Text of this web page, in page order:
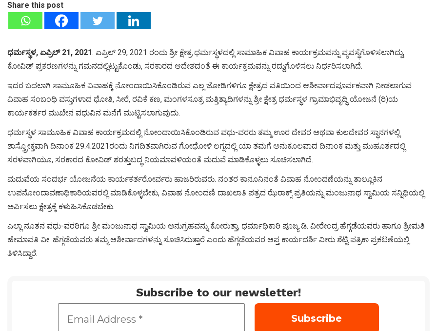
Share this post
ಧರ್ಮಸ್ಥಳ, ಏಪ್ರಿಲ್ 21, 2021: ಏಪ್ರಿಲ್ 29, 2021 ರಂದು ಶ್ರೀ ಕ್ಷೇತ್ರ ಧರ್ಮಸ್ಥಳದಲ್ಲಿ ಸಾಮಾಹಿಕ ವಿವಾಹ ಕಾರ್ಯಕ್ರಮವನ್ನು ವ್ಯವಸ್ಥೆಗೊಳಿಸಲಾಗಿದ್ದು,
ಕೋವಿಡ್ ಪ್ರಕರಣಗಳನ್ನು ಗಮನದಲ್ಲಿಟ್ಟುಕೊಂಡು, ಸರಕಾರದ ಆದೇಶದಂತೆ ಈ ಕಾರ್ಯಕ್ರಮವನ್ನು ರದ್ದುಗೊಳಿಸಲು ನಿರ್ಧರಿಸಲಾಗಿದೆ.
ಇದರ ಬದಲಾಗಿ ಸಾಮೂಹಿಕ ವಿವಾಹಕ್ಕೆ ನೋಂದಾಯಿಸಿಕೊಂಡಿರುವ ಎಲ್ಲ ಜೋಡಿಗಳಿಗೂ ಕ್ಷೇತ್ರದ ವತಿಯಿಂದ ಆಶೀರ್ವಾದಪೂರ್ವಕವಾಗಿ ನೀಡಲಾಗುವ
ವಿವಾಹ ಸಂಬಂಧಿ ವಸ್ತುಗಳಾದ ಧೋತಿ, ಸೀರೆ, ರವಿಕೆ ಕಣ, ಮಂಗಳಸೂತ್ರ ಮತ್ತಿತ್ಯಾದಿಗಳನ್ನು ಶ್ರೀ ಕ್ಷೇತ್ರ ಧರ್ಮಸ್ಥಳ ಗ್ರಾಮಾಭಿವೃದ್ಧಿ ಯೋಜನೆ (ರಿ)ಯ
ಕಾರ್ಯಕರ್ತರ ಮುಖೇನ ವಧುವಿನ ಮನೆಗೆ ಮುಟ್ಟಿಸಲಾಗುವುದು.
ಧರ್ಮಸ್ಥಳ ಸಾಮೂಹಿಕ ವಿವಾಹ ಕಾರ್ಯಕ್ರಮದಲ್ಲಿ ನೋಂದಾಯಿಸಿಕೊಂಡಿರುವ ವಧು-ವರರು ತಮ್ಮ ಊರ ದೇವರ ಅಥವಾ ಕುಲದೇವರ ಸ್ಥಾನಗಳಲ್ಲಿ
ಶಾಸ್ತ್ರೋಕ್ತವಾಗಿ ದಿನಾಂಕ 29.4.2021ರಂದು ನಿಗದಿತವಾಗಿರುವ ಗೋಧೋಳಿ ಲಗ್ನದಲ್ಲಿ ಯಾ ತಮಗೆ ಅನುಕೂಲವಾದ ದಿನಾಂಕ ಮತ್ತು ಮುಹೂರ್ತದಲ್ಲಿ
ಸರಳವಾಗಿಯೂ, ಸರಕಾರದ ಕೋವಿಡ್ ಶರತ್ತುಬದ್ಧ ನಿಯಮಾವಳಿಯಂತೆ ಮದುವೆ ಮಾಡಿಕೊಳ್ಳಲು ಸೂಚಿಸಲಾಗಿದೆ.
ಮದುವೆಯ ಸಂದರ್ಭ ಯೋಜನೆಯ ಕಾರ್ಯಕರ್ತರೋರ್ವರು ಹಾಜರಿರುವರು. ನಂತರ ಕಾನೂನಿನಂತೆ ವಿವಾಹ ನೋಂದಣೆಯನ್ನು ತಾಲ್ಲೂಕಿನ
ಉಪನೋಂದಾವಣಾಧಿಕಾರಿಯವರಲ್ಲಿ ಮಾಡಿಕೊಳ್ಳಬೇಕು, ವಿವಾಹ ನೋಂದಣಿ ದಾಖಲಾತಿ ಪತ್ರದ ಝೆರಾಕ್ಸ್ ಪ್ರತಿಯನ್ನು ಮಂಜುನಾಥ ಸ್ವಾಮಿಯ ಸನ್ನಿಧಿಯಲ್ಲಿ
ಅರ್ಪಿಸಲು ಕ್ಷೇತ್ರಕ್ಕೆ ಕಳುಹಿಸಿಕೊಡಬೇಕು.
ಎಲ್ಲಾ ನೂತನ ವಧು-ವರರಿಗೂ ಶ್ರೀ ಮಂಜುನಾಥ ಸ್ವಾಮಿಯ ಅನುಗ್ರಹವನ್ನು ಕೋರುತ್ತಾ, ಧರ್ಮಾಧಿಕಾರಿ ಪೂಜ್ಯ ಡಿ. ವೀರೇಂದ್ರ ಹೆಗ್ಗಡೆಯವರು ಹಾಗೂ ಶ್ರೀಮತಿ
ಹೇಮಾವತಿ ವೀ. ಹೆಗ್ಗಡೆಯವರು ತಮ್ಮ ಆಶೀರ್ವಾದಗಳನ್ನು ಸೂಚಿಸಿರುತ್ತಾರೆ ಎಂದು ಹೆಗ್ಗಡೆಯವರ ಆಪ್ತ ಕಾರ್ಯದರ್ಶಿ ವೀರು ಶೆಟ್ಟಿ ಪತ್ರಿಕಾ ಪ್ರಕಟಣೆಯಲ್ಲಿ
ತಿಳಿಸಿದ್ದಾರೆ.
Subscribe to our newsletter!